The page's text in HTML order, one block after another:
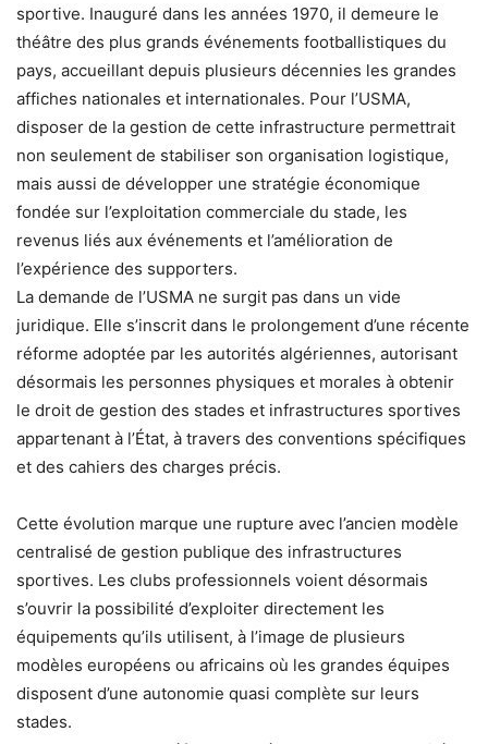
sportive. Inauguré dans les années 1970, il demeure le
théâtre des plus grands événements footballistiques du
pays, accueillant depuis plusieurs décennies les grandes
affiches nationales et internationales. Pour l’USMA,
disposer de la gestion de cette infrastructure permettrait
non seulement de stabiliser son organisation logistique,
mais aussi de développer une stratégie économique
fondée sur l’exploitation commerciale du stade, les
revenus liés aux événements et l’amélioration de
l’expérience des supporters.
La demande de l’USMA ne surgit pas dans un vide
juridique. Elle s’inscrit dans le prolongement d’une récente
réforme adoptée par les autorités algériennes, autorisant
désormais les personnes physiques et morales à obtenir
le droit de gestion des stades et infrastructures sportives
appartenant à l’État, à travers des conventions spécifiques
et des cahiers des charges précis.
Cette évolution marque une rupture avec l’ancien modèle
centralisé de gestion publique des infrastructures
sportives. Les clubs professionnels voient désormais
s’ouvrir la possibilité d’exploiter directement les
équipements qu’ils utilisent, à l’image de plusieurs
modèles européens ou africains où les grandes équipes
disposent d’une autonomie quasi complète sur leurs
stades.